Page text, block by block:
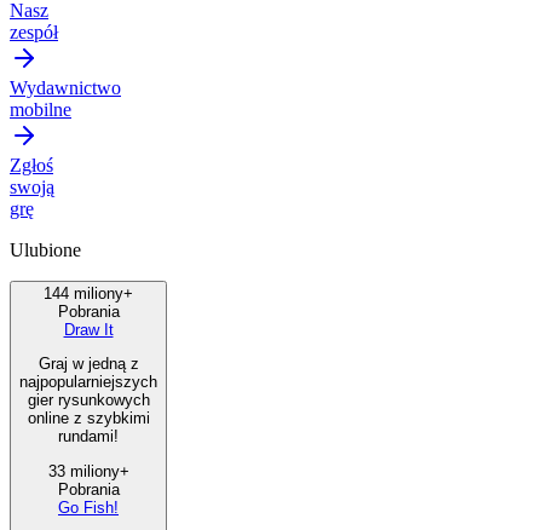
Nasz
zespół
Wydawnictwo
mobilne
Zgłoś
swoją
grę
Ulubione
144 miliony+
Pobrania
Draw It
Graj w jedną z
najpopularniejszych
gier rysunkowych
online z szybkimi
rundami!
33 miliony+
Pobrania
Go Fish!